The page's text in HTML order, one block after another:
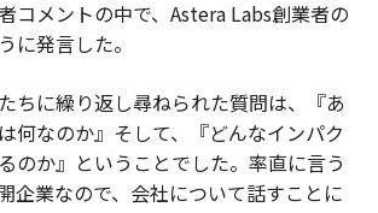
コメントの中で、Astera Labs創業者の
に発言した。
ちに繰り返し尋ねられた質問は、『あ
何なのか』そして、『どんなインパク
のか』ということでした。率直に言う
企業なので、会社について話すことに